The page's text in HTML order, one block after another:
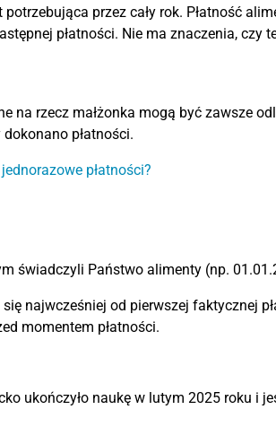
przez cały rok. Płatność
płatności. Nie ma znaczenia, czy
na rzecz małżonka mogą być zawsze
płatności.
płatności?
świadczyli Państwo alimenty (np.
najwcześniej od pierwszej faktycznej
momentem płatności.
ukończyło naukę w lutym 2025 roku i